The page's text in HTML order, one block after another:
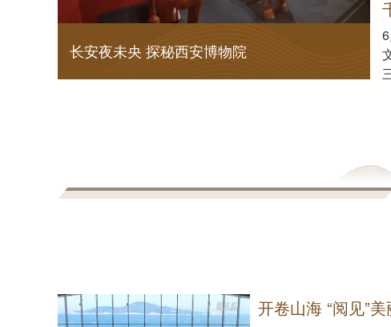
长安夜未央 探秘西安博物院
开卷山海 “阅见”美